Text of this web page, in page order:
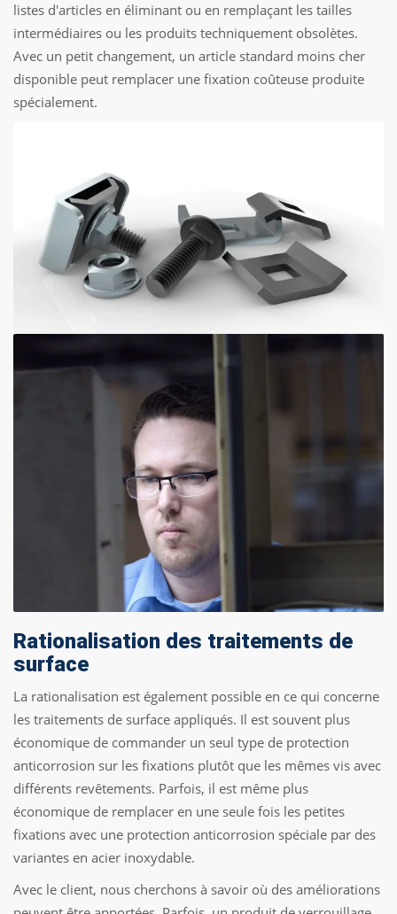
listes d'articles en éliminant ou en remplaçant les tailles
intermédiaires ou les produits techniquement obsolètes.
Avec un petit changement, un article standard moins cher
disponible peut remplacer une fixation coûteuse produite
spécialement.
Rationalisation des traitements de
surface
La rationalisation est également possible en ce qui concerne
les traitements de surface appliqués. Il est souvent plus
économique de commander un seul type de protection
anticorrosion sur les fixations plutôt que les mêmes vis avec
différents revêtements. Parfois, il est même plus
économique de remplacer en une seule fois les petites
fixations avec une protection anticorrosion spéciale par des
variantes en acier inoxydable.
Avec le client, nous cherchons à savoir où des améliorations